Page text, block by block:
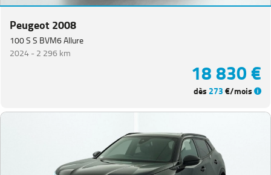
Peugeot 2008
100 S S BVM6 Allure
2024 -2 296 km
18 830 €
dès 273€/mois